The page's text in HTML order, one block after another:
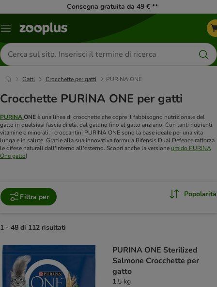
Consegna gratuita da 49 € **
Overview
Cerca
prodotti
Gatti Crocchette per gatti PURINA ONE
Crocchette PURINA ONE per gatti
PURINAONEè una linea di crocchette che copre il fabbisogno nutrizionale del
gatto in qualsiasi fascia di età, dal gattino fino al gatto anziano. Con tanti nutrienti,
vitamine e minerali, i croccantini PURINA ONE sono la base ideale per una vita
lunga e in salute. Grazie alla sua innovativa formula Bifensis Dual Defence rafforza
le difese naturali dall'interno all'esterno. Scopri anche la versione umido PURINA
One gatto!
Filtra per Popolarità
1 - 48 di 112 risultati
PURINA ONE Sterilized
Salmone Crocchette per
gatto
1,5 kg